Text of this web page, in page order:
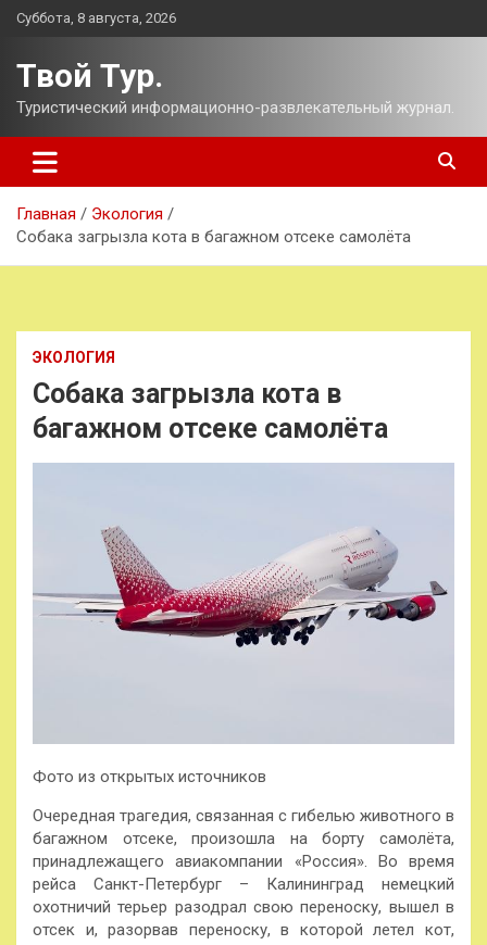
Перейти
Суббота, 8 августа, 2026
Твой Тур.
Туристический информационно-развлекательный журнал.
Главная
Экология
Собака загрызла кота в багажном отсеке самолёта
ЭКОЛОГИЯ
Собака загрызла кота в
багажном отсеке самолёта
Фото из открытых источников
Очередная трагедия, связанная с гибелью животного в
багажном отсеке, произошла на борту самолёта,
принадлежащего авиакомпании «Россия». Во время
рейса Санкт-Петербург – Калининград немецкий
охотничий терьер разодрал свою переноску, вышел в
отсек и, разорвав переноску, в которой летел кот,